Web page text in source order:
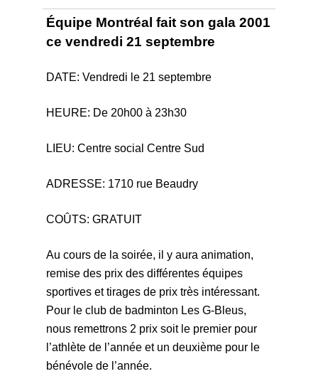
Équipe Montréal fait son gala 2001
ce vendredi 21 septembre
DATE: Vendredi le 21 septembre
HEURE: De 20h00 à 23h30
LIEU: Centre social Centre Sud
ADRESSE: 1710 rue Beaudry
COÛTS: GRATUIT
Au cours de la soirée, il y aura animation,
remise des prix des différentes équipes
sportives et tirages de prix très intéressant.
Pour le club de badminton Les G-Bleus,
nous remettrons 2 prix soit le premier pour
l’athlète de l’année et un deuxième pour le
bénévole de l’année.